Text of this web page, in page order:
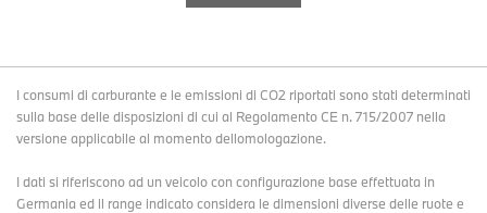
I consumi di carburante e le emissioni di CO2 riportati sono stati determinati
sulla base delle disposizioni di cui al Regolamento CE n. 715/2007 nella
versione applicabile al momento dellomologazione.
I dati si riferiscono ad un veicolo con configurazione base effettuata in
Germania ed il range indicato considera le dimensioni diverse delle ruote e